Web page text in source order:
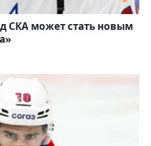
СКА может стать новым